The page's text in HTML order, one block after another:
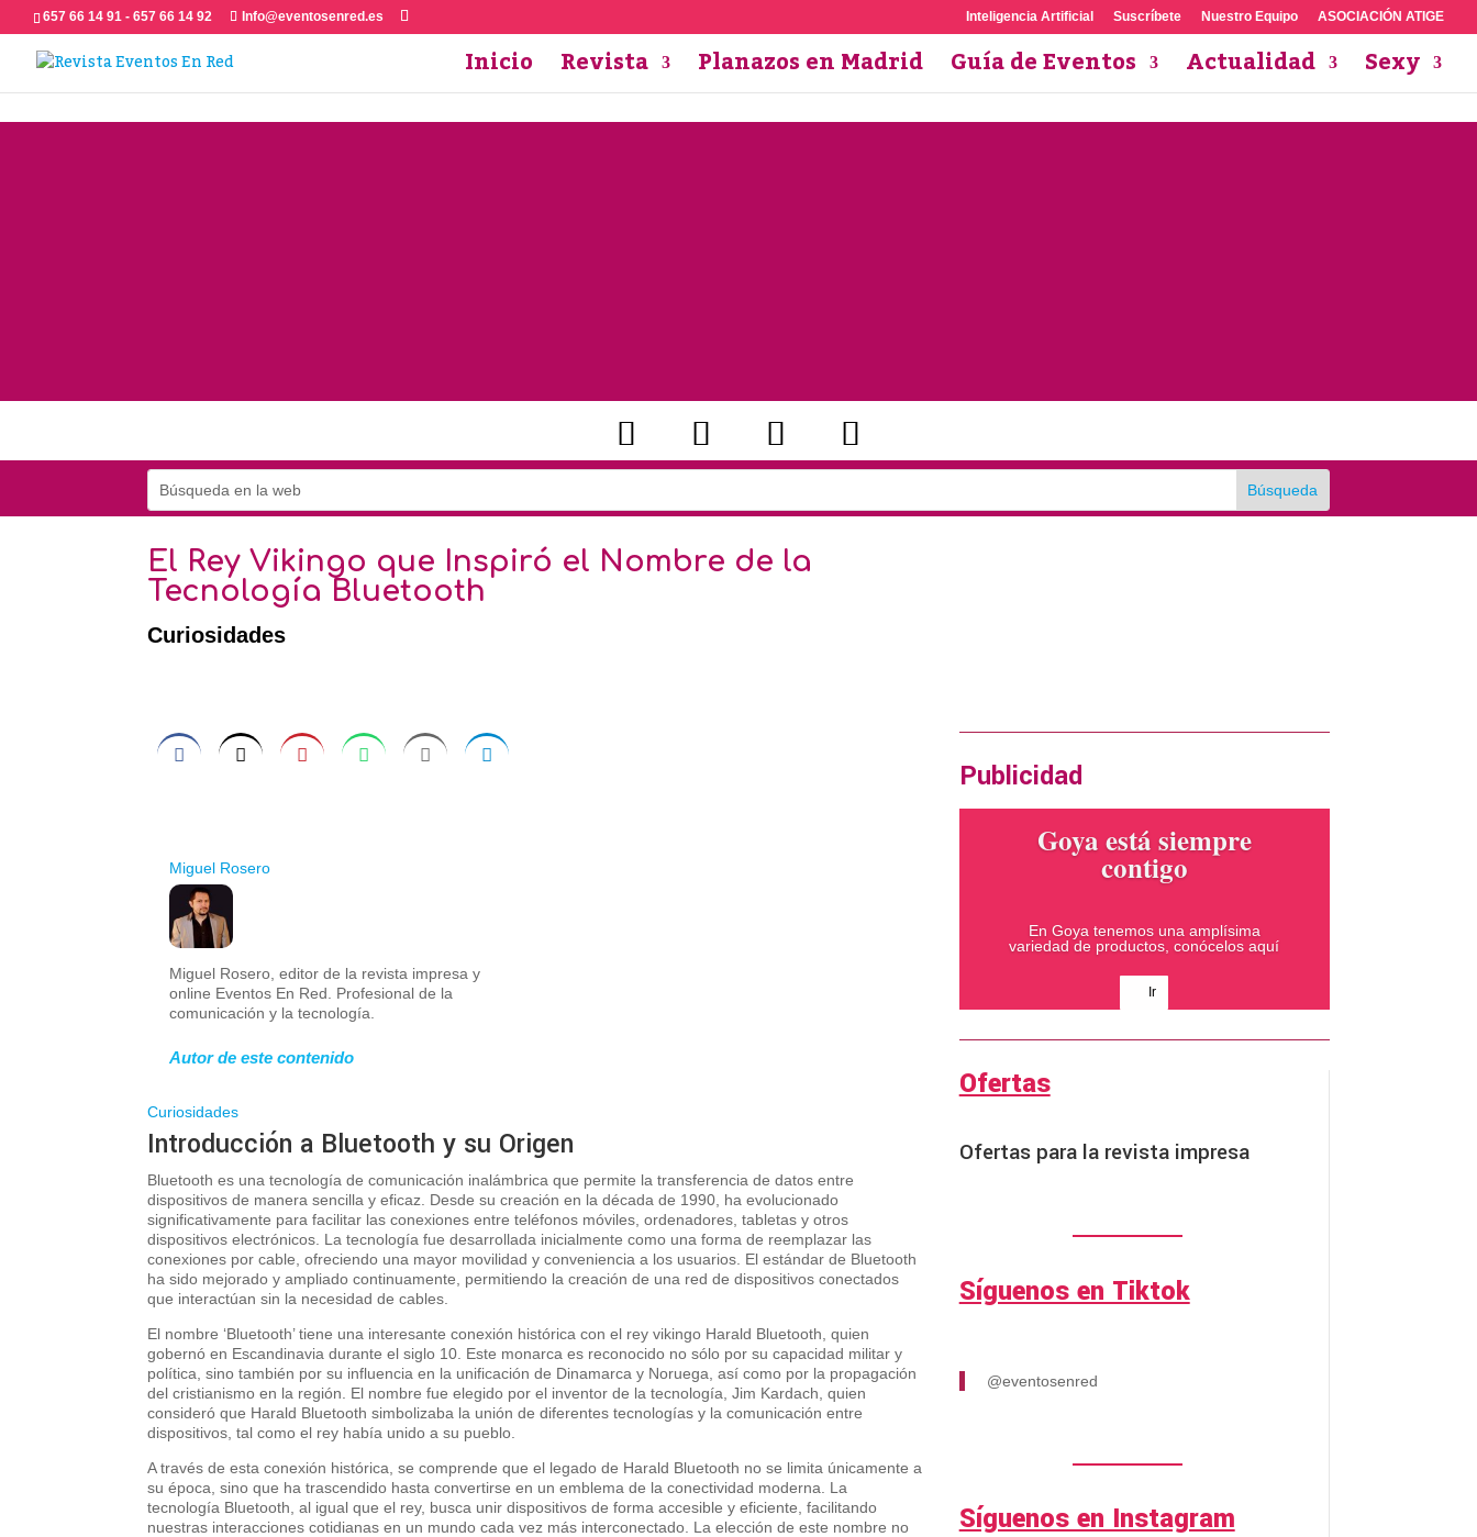
657 66 14 91 - 657 66 14 92 Info@eventosenred.es Inteligencia Artificial Suscríbete Nuestro Equipo ASOCIACIÓN ATIGE
Inicio Revista Planazos en Madrid Guía de Eventos Actualidad Sexy
El Rey Vikingo que Inspiró el Nombre de la
Tecnología Bluetooth
Curiosidades
Miguel Rosero
Miguel Rosero, editor de la revista impresa y
online Eventos En Red. Profesional de la
comunicación y la tecnología.
Autor de este contenido
Curiosidades
Introducción a Bluetooth y su Origen
Bluetooth es una tecnología de comunicación inalámbrica que permite la transferencia de datos entre
dispositivos de manera sencilla y eficaz. Desde su creación en la década de 1990, ha evolucionado
significativamente para facilitar las conexiones entre teléfonos móviles, ordenadores, tabletas y otros
dispositivos electrónicos. La tecnología fue desarrollada inicialmente como una forma de reemplazar las
conexiones por cable, ofreciendo una mayor movilidad y conveniencia a los usuarios. El estándar de Bluetooth
ha sido mejorado y ampliado continuamente, permitiendo la creación de una red de dispositivos conectados
que interactúan sin la necesidad de cables.
El nombre ‘Bluetooth’ tiene una interesante conexión histórica con el rey vikingo Harald Bluetooth, quien
gobernó en Escandinavia durante el siglo 10. Este monarca es reconocido no sólo por su capacidad militar y
política, sino también por su influencia en la unificación de Dinamarca y Noruega, así como por la propagación
del cristianismo en la región. El nombre fue elegido por el inventor de la tecnología, Jim Kardach, quien
consideró que Harald Bluetooth simbolizaba la unión de diferentes tecnologías y la comunicación entre
dispositivos, tal como el rey había unido a su pueblo.
A través de esta conexión histórica, se comprende que el legado de Harald Bluetooth no se limita únicamente a
su época, sino que ha trascendido hasta convertirse en un emblema de la conectividad moderna. La
tecnología Bluetooth, al igual que el rey, busca unir dispositivos de forma accesible y eficiente, facilitando
nuestras interacciones cotidianas en un mundo cada vez más interconectado. La elección de este nombre no
Publicidad
Goya está siempre
contigo
En Goya tenemos una amplísima
variedad de productos, conócelos aquí
Ir
Ofertas
Ofertas para la revista impresa
Síguenos en Tiktok
@eventosenred
Síguenos en Instagram